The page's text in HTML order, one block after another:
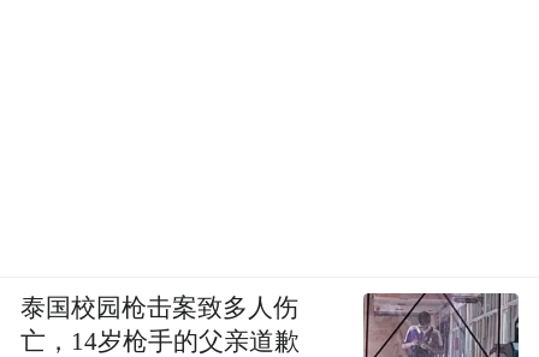
泰国校园枪击案致多人伤
亡，14岁枪手的父亲道歉